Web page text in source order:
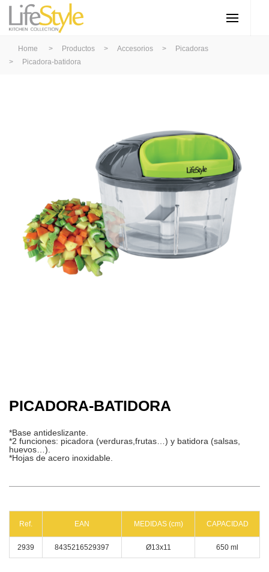
Home > Productos > Accesorios >
Picadoras
>
Picadora-batidora
PICADORA-BATIDORA
*Base antideslizante.
*2 funciones: picadora (verduras,frutas…) y batidora (salsas,
huevos…).
*Hojas de acero inoxidable.
Ref. EAN MEDIDAS (cm) CAPACIDAD
2939 8435216529397 Ø13x11 650 ml